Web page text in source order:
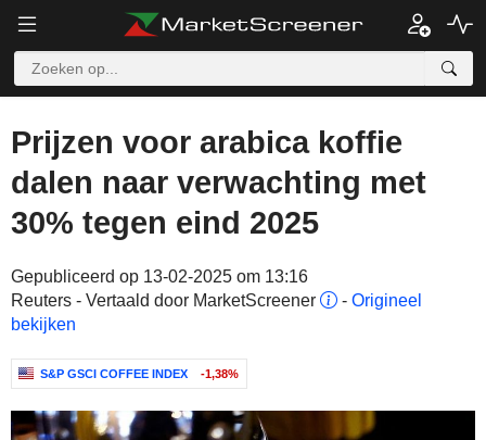
Prijzen voor arabica koffie
dalen naar verwachting met
30% tegen eind 2025
Gepubliceerd op 13-02-2025 om 13:16
Reuters - Vertaald door MarketScreener
- Origineel
bekijken
S&P GSCI COFFEE INDEX -1,38%